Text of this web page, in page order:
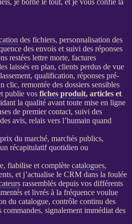
des fichiers, personnalisation des
des envois et suivi des réponses
restées lettre morte, factures
laissés en plan, clients perdus de vue
qualification, réponses pré-
clic, remontée des dossiers sensibles
publie vos fiches produit, articles et
la qualité avant toute mise en ligne
de premier contact, suivi des
avis, relais vers l’humain quand
du marché, marchés publics,
récapitulatif quotidien ou
fiabilise et complète catalogues,
et j’actualise le CRMdans la foulée
rassemblés depuis vos différents
et livrés à la fréquence voulue
du catalogue, contrôle continu des
commandes, signalement immédiat des